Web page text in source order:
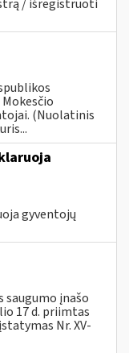
/ išregistruoti
(Nuolatinis
gyventojų
saugumo įnašo
17 d. priimtas
Nr. XV-